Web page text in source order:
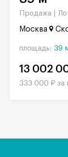
Продажа |
Москва
площадь: 39
13 002
333 000 ₽ за